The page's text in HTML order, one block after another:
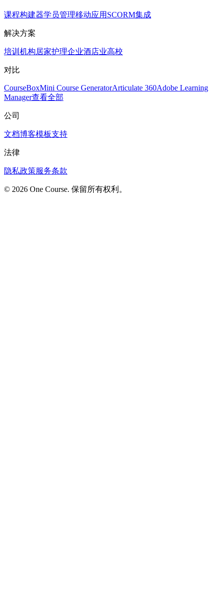
课程构建器学员管理移动应用 SCORM集成
解决方案
培训机构居家护理企业酒店业高校
对比
CourseBoxMini Course GeneratorArticulate 360Adobe Learning
Manager查看全部
公司
文档博客模板支持
法律
隐私政策服务条款
© 2026 One Course. 保留所有权利。